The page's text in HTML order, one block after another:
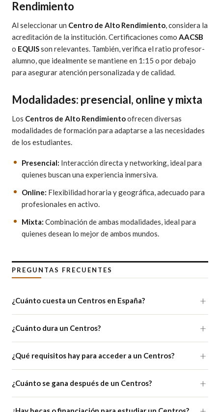
Rendimiento
Al seleccionar un Centro de Alto Rendimiento, considera la
acreditación de la institución. Certificaciones como AACSB
o EQUISson relevantes. También, verifica el ratio profesor-
alumno, que idealmente se mantiene en 1:15 o por debajo
para asegurar atención personalizada y de calidad.
Modalidades: presencial, online y mixta
Los Centros de Alto Rendimientoofrecen diversas
modalidades de formación para adaptarse a las necesidades
de los estudiantes.
Presencial: Interacción directa y networking, ideal para
quienes buscan una experiencia inmersiva.
Online: Flexibilidad horaria y geográfica, adecuado para
profesionales en activo.
Mixta: Combinación de ambas modalidades, ideal para
quienes desean lo mejor de ambos mundos.
PREGUNTAS FRECUENTES
¿Cuánto cuesta un Centros en España?
¿Cuánto dura un Centros?
¿Qué requisitos hay para acceder a un Centros?
¿Cuánto se gana después de un Centros?